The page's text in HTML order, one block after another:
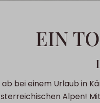
EIN
bei einem Urlaub in
Alpen!